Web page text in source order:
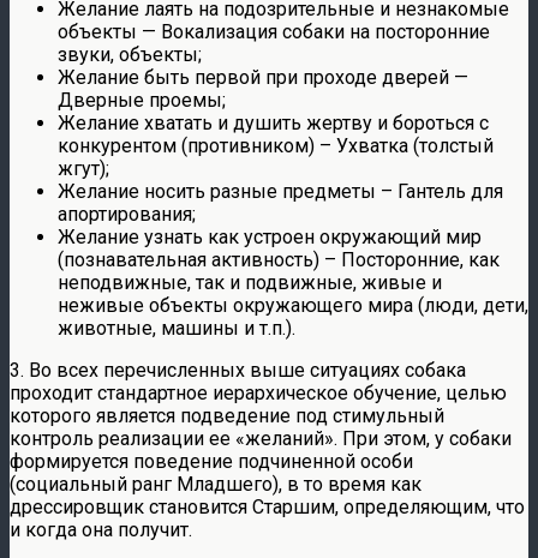
Желание лаять на подозрительные и незнакомые
объекты — Вокализация собаки на посторонние
звуки, объекты;
Желание быть первой при проходе дверей —
Дверные проемы;
Желание хватать и душить жертву и бороться с
конкурентом (противником) – Ухватка (толстый
жгут);
Желание носить разные предметы – Гантель для
апортирования;
Желание узнать как устроен окружающий мир
(познавательная активность) – Посторонние, как
неподвижные, так и подвижные, живые и
неживые объекты окружающего мира (люди, дети,
животные, машины и т.п.).
3. Во всех перечисленных выше ситуациях собака
проходит стандартное иерархическое обучение, целью
которого является подведение под стимульный
контроль реализации ее «желаний». При этом, у собаки
формируется поведение подчиненной особи
(социальный ранг Младшего), в то время как
дрессировщик становится Старшим, определяющим, что
и когда она получит.